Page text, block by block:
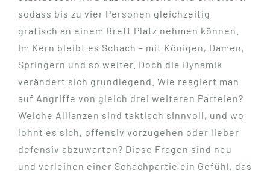
sodass bis zu vier Personen gleichzeitig
grafisch an einem Brett Platz nehmen können.
Im Kern bleibt es Schach – mit Königen, Damen,
Springern und so weiter. Doch die Dynamik
verändert sich grundlegend. Wie reagiert man
auf Angriffe von gleich drei weiteren Parteien?
Welche Allianzen sind taktisch sinnvoll, und wo
lohnt es sich, offensiv vorzugehen oder lieber
defensiv abzuwarten? Diese Fragen sind neu
und verleihen einer Schachpartie ein Gefühl, das